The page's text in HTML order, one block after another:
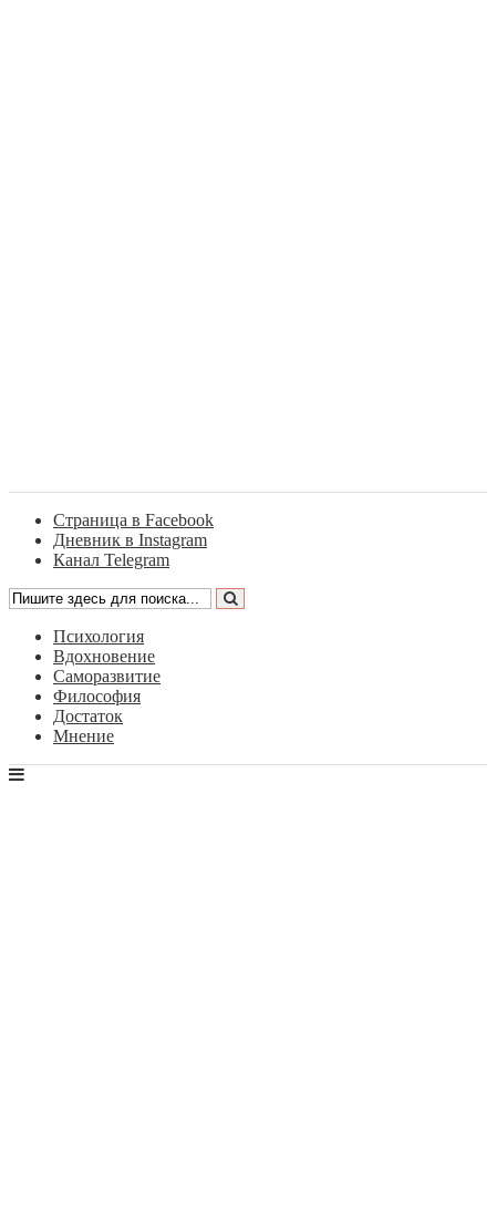
Страница в Facebook
Дневник в Instagram
Канал Telegram
Психология
Вдохновение
Саморазвитие
Философия
Достаток
Мнение